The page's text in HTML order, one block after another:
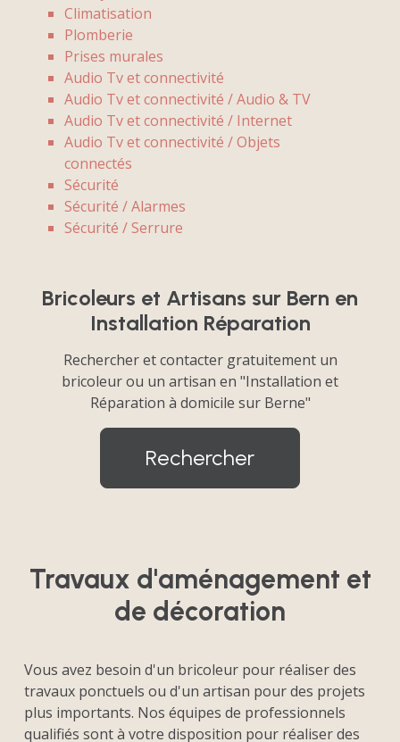
Climatisation
Plomberie
Prises murales
Audio Tv et connectivité
Audio Tv et connectivité / Audio & TV
Audio Tv et connectivité / Internet
Audio Tv et connectivité / Objets
connectés
Sécurité
Sécurité / Alarmes
Sécurité / Serrure
Bricoleurs et Artisans sur Bern en
Installation Réparation
Rechercher et contacter gratuitement un
bricoleur ou un artisan en "Installation et
Réparation à domicile sur Berne"
Rechercher
Travaux d'aménagement et
de décoration
Vous avez besoin d'un bricoleur pour réaliser des
travaux ponctuels ou d'un artisan pour des projets
plus importants. Nos équipes de professionnels
qualifiés sont à votre disposition pour réaliser des